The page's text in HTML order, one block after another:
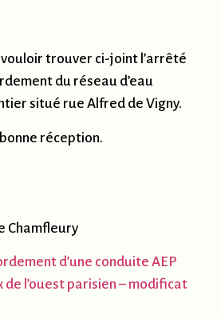
vouloir trouver ci-joint l’arrêté
du réseau d’eau
situé rue Alfred de Vigny.
réception.
Chamfleury
d’une conduite AEP
de l’ouest parisien – modificat